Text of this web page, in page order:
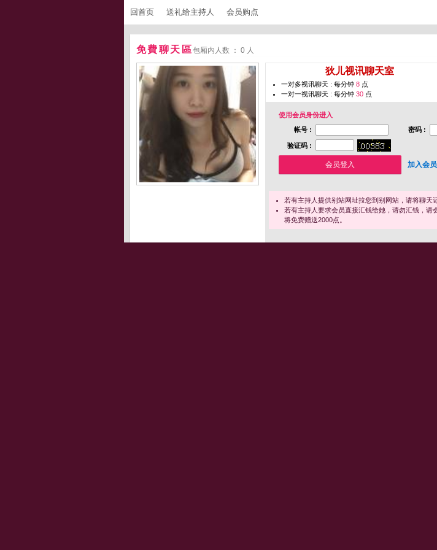
回首页 送礼给主持人 会员购点
免費聊天區包厢内人数 ： 0 人
狄儿视讯聊天室
一对多视讯聊天 : 每分钟 8 点
一对一视讯聊天 : 每分钟 30 点
使用会员身份进入
帐号 :
密码 :
验证码 :
加入会员
若有主持人提供别站网址拉您到别网站，请将聊天
若有主持人要求会员直接汇钱给她，请勿汇钱，
将免费赠送2000点。